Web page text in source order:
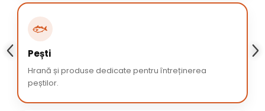
🐟
Pești
Hrană și produse dedicate pentru întreținerea
peștilor.